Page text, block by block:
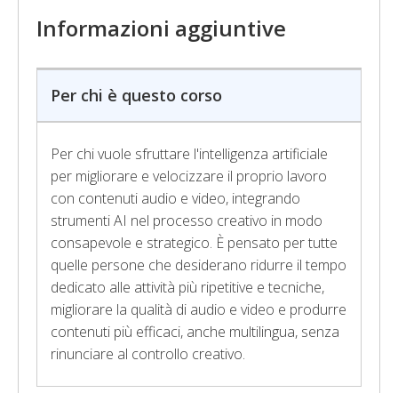
Informazioni aggiuntive
Per chi è questo corso
Per chi vuole sfruttare l'intelligenza artificiale
per migliorare e velocizzare il proprio lavoro
con contenuti audio e video, integrando
strumenti AI nel processo creativo in modo
consapevole e strategico. È pensato per tutte
quelle persone che desiderano ridurre il tempo
dedicato alle attività più ripetitive e tecniche,
migliorare la qualità di audio e video e produrre
contenuti più efficaci, anche multilingua, senza
rinunciare al controllo creativo.